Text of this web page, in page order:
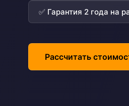
✅ Гарантия 2 года на
Рассчитать